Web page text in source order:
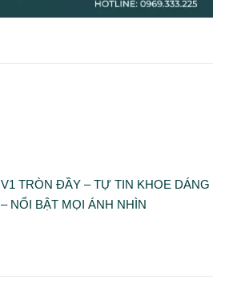
V1 TRÒN ĐẦY – TỰ TIN KHOE DÁNG
– NỔI BẬT MỌI ÁNH NHÌN